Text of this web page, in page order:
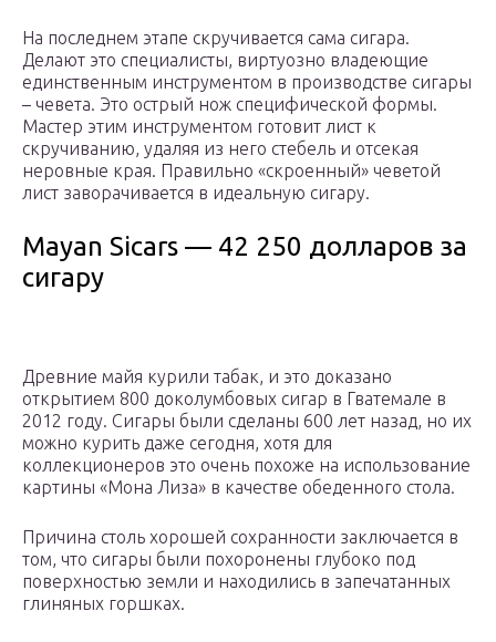
На последнем этапе скручивается сама сигара.
Делают это специалисты, виртуозно владеющие
единственным инструментом в производстве сигары
– чевета. Это острый нож специфической формы.
Мастер этим инструментом готовит лист к
скручиванию, удаляя из него стебель и отсекая
неровные края. Правильно «скроенный» чеветой
лист заворачивается в идеальную сигару.
Mayan Sicars — 42 250 долларов за
сигару
Древние майя курили табак, и это доказано
открытием 800 доколумбовых сигар в Гватемале в
2012 году. Сигары были сделаны 600 лет назад, но их
можно курить даже сегодня, хотя для
коллекционеров это очень похоже на использование
картины «Мона Лиза» в качестве обеденного стола.
Причина столь хорошей сохранности заключается в
том, что сигары были похоронены глубоко под
поверхностью земли и находились в запечатанных
глиняных горшках.